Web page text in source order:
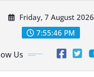
Friday, 7 August 2026
7:55:48 PM
Us